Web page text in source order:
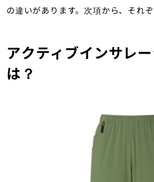
の違いがあります。次項から、それ
アクティブインサレ
は？